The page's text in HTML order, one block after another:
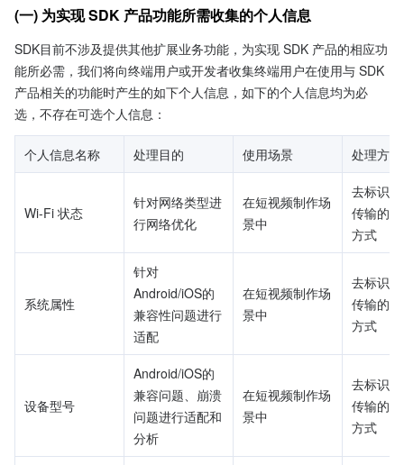
(一) 为实现 SDK 产品功能所需收集的个人信息
SDK目前不涉及提供其他扩展业务功能，为实现 SDK 产品的相应功
能所必需，我们将向终端用户或开发者收集终端用户在使用与 SDK
产品相关的功能时产生的如下个人信息，如下的个人信息均为必
选，不存在可选个人信息：
个人信息名称 处理目的 使用场景 处理方式
Wi-Fi 状态
针对网络类型进
行网络优化
在短视频制作场
景中
去标识
传输的
方式
系统属性
针对
Android/iOS的
兼容性问题进行
适配
在短视频制作场
景中
去标识
传输的
方式
设备型号
Android/iOS的
兼容问题、崩溃
问题进行适配和
分析
在短视频制作场
景中
去标识
传输的
方式